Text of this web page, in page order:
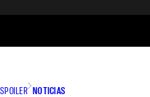
SPOILER NOTICIAS